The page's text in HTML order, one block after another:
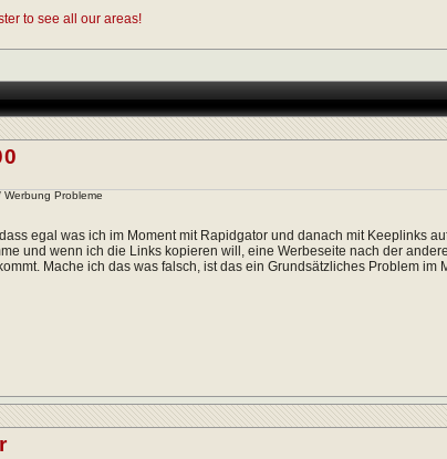
to see all our areas!
Probleme
egal was ich im Moment mit Rapidgator und danach mit Keeplinks
und wenn ich die Links kopieren will, eine Werbeseite nach der
Mache ich das was falsch, ist das ein Grundsätzliches Problem